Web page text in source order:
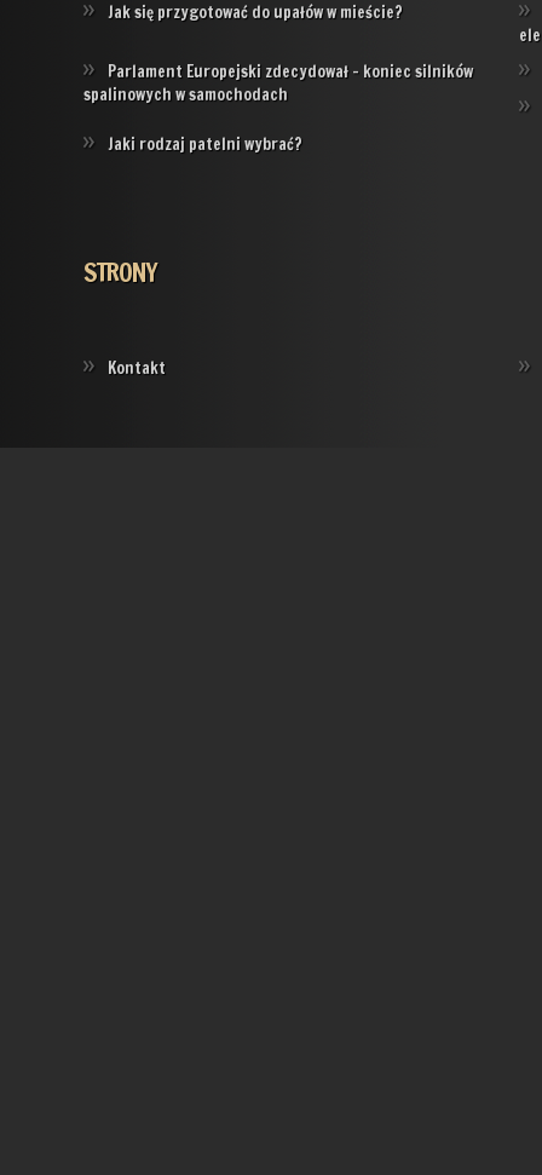
Jak się przygotować do upałów w mieście?
Parlament Europejski zdecydował – koniec silników
spalinowych w samochodach
Jaki rodzaj patelni wybrać?
STRONY
Kontakt